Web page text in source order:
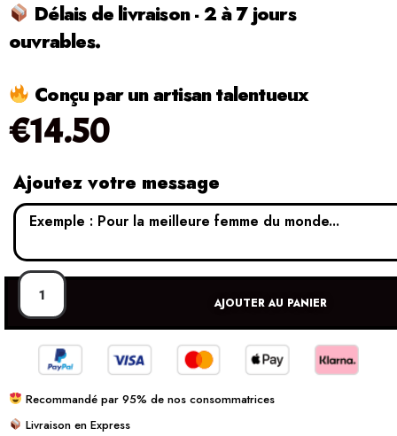
Délais de livraison - 2 à 7 jours
ouvrables.
Conçu par un artisan talentueux
€14.50
Ajoutez votre message
AJOUTER AU PANIER
Recommandé par 95% de nos consommatrices
Livraison en Express